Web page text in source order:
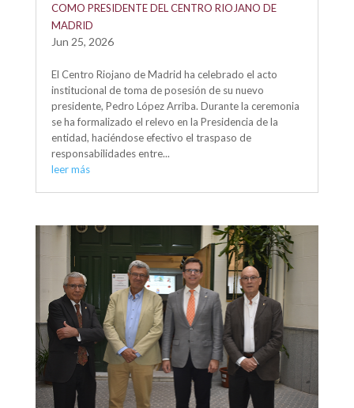
COMO PRESIDENTE DEL CENTRO RIOJANO DE
MADRID
Jun 25, 2026
El Centro Riojano de Madrid ha celebrado el acto
institucional de toma de posesión de su nuevo
presidente, Pedro López Arriba. Durante la ceremonia
se ha formalizado el relevo en la Presidencia de la
entidad, haciéndose efectivo el traspaso de
responsabilidades entre...
leer más